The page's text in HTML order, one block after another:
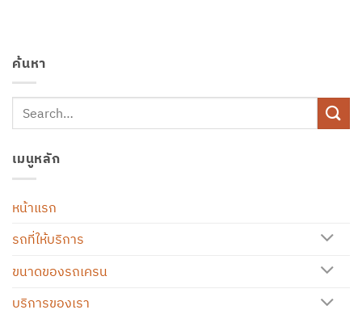
ค้นหา
เมนูหลัก
หน้าแรก
รถที่ให้บริการ
ขนาดของรถเครน
บริการของเรา